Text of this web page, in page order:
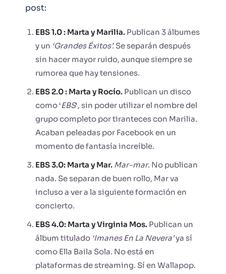
post:
EBS 1.0 : Marta y Marilia. Publican 3 álbumes
y un ‘Grandes Éxitos’. Se separán después
sin hacer mayor ruido, aunque siempre se
rumorea que hay tensiones.
EBS 2.0 : Marta y Rocío. Publican un disco
como ‘EBS‘, sin poder utilizar el nombre del
grupo completo por tiranteces con Marilia.
Acaban peleadas por Facebook en un
momento de fantasía increíble.
EBS 3.0: Marta y Mar. Mar-mar. No publican
nada. Se separan de buen rollo, Mar va
incluso a ver a la siguiente formación en
concierto.
EBS 4.0: Marta y Virginia Mos. Publican un
álbum titulado ‘Imanes En La Nevera’ya sí
como Ella Baila Sola. No está en
plataformas de streaming. Sí en Wallapop.